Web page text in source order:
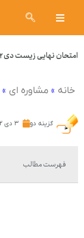
امتحان نهایی زیست دی ۱۴۰۲ پایه دوازدهم علوم تجربی با پاسخ تشریحی
خانه » مشاوره ای »
گزینه دو ۳ دی ۱۴۰۲
فهرست مطالب